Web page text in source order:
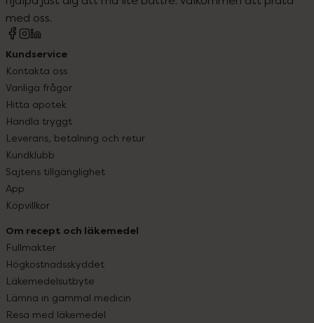
med oss.
Kundservice
Kontakta oss
Vanliga frågor
Hitta apotek
Handla tryggt
Leverans, betalning och retur
Kundklubb
Sajtens tillgänglighet
App
Köpvillkor
Om recept och läkemedel
Fullmakter
Högkostnadsskyddet
Läkemedelsutbyte
Lämna in gammal medicin
Resa med läkemedel